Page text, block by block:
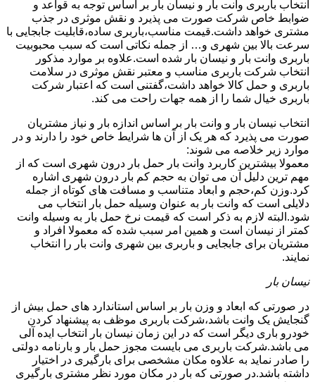
انتخاب باربری وانت بار و نیسان بار بر اساس توجه به قواعد و
ضوابط خاص شرکت صورت می پذیرد و نقش موثری در جذب
مشتری خواهد داشت.قیمت مناسب،باربری ساده،قابلیت جابجایی با
سرعت بالا بین شهری و… از جمله نکاتی است که سبب محبوبیت
باربری وانت بار و نیسان بار شده است.علاوه بر موارد مذکور
انتخاب شرکت باربری مناسب و معتبر نقش موثری در سلامت
باربری و حمل کالا خواهد داشت،گفتنی است که اعتبار شرکت
باربری خیال شما را از همه جهات راحت می کند.
انتخاب نیسان بار و وانت بار بر اساس اندازه بار و نیاز مشتریان
صورت می پذیرد که هر یک از آن ها شرایط خاص خود را دارند و در
موارد زیر خلاصه می شوند:
معمولا بیشترین کاربرد وانت بار حمل بار درون شهری است که از
مهم ترین دلیل آن می توان به حجم کم بار درون شهری اشاره
کرد.وزن کم،حجم و ابعاد متناسب و مسافت های کوتاه از جمله
دلایلی است که وانت بار به عنوان وسیله حمل بار انتخاب می
شود.البته لازم به ذکر است که قیمت نرخ حمل بار به وسیله وانت
کمتر از نیسان است و همین امر سبب شده که معمولا افراد و
مشتریان برای جابجایی و باربری بین شهری وانت بار را انتخاب
نمایند.
نیسان بار
در صورتی که ابعاد و وزن بار بر اساس استاندارد های حمل بیش از
گنجایش یک وانت باشد،شرکت باربری موظف به پیشنهاد کردن
خودرو باری دیگر است که در این زمان نیسان بار انتخاب ایده آلی
می باشد.شرکت باربری می بایست مجوز حمل بار و بارنامه دولتی
را صادر نماید به علاوه مکان مشخصی برای بارگیری در اختیار
داشته باشد.در صورتی که بار در مکان مورد نظر مشتری بارگیری